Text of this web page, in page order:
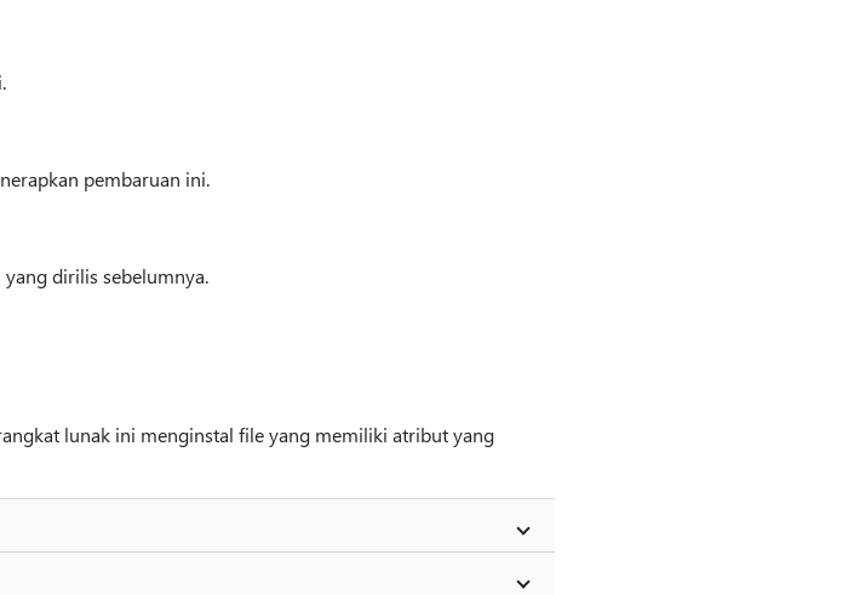
pembaruan ini.
dirilis sebelumnya.
lunak ini menginstal file yang memiliki atribut yang